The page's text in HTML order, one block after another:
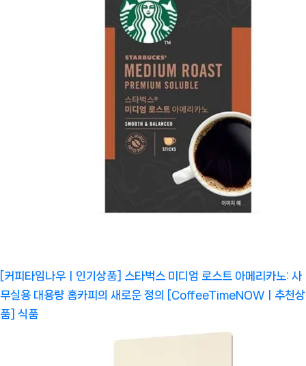
[커피타임나우ㅣ인기상품] 스타벅스 미디엄 로스트 아메리카노: 사
무실용 대용량 홈카피의 새로운 정의 [CoffeeTimeNOWㅣ추천상
품] 식품